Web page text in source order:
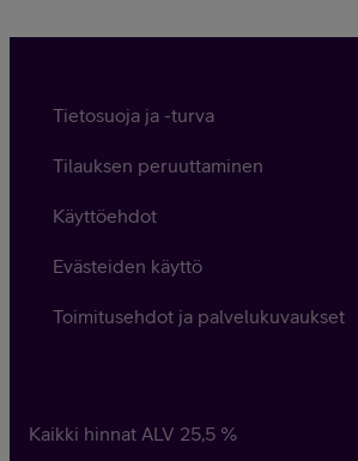
Tietosuoja ja -turva
Tilauksen peruuttaminen
Käyttöehdot
Evästeiden käyttö
Toimitusehdot ja palvelukuvaukset
Kaikki hinnat ALV 25,5 %